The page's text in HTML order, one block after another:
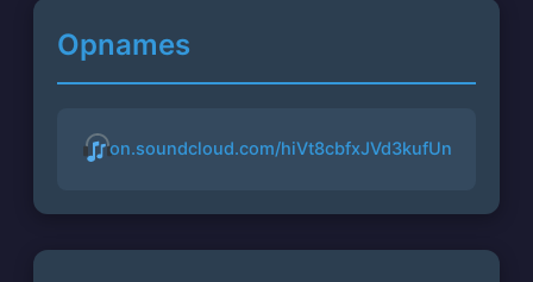
Opnames
on.soundcloud.com/hiVt8cbfxJVd3kufUn